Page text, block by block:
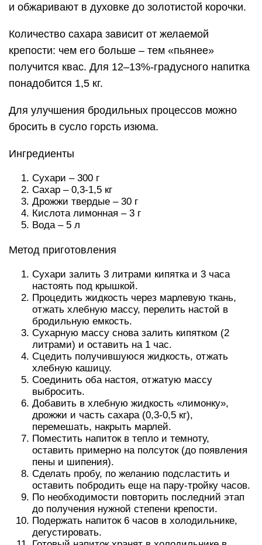
и обжаривают в духовке до золотистой корочки.
Количество сахара зависит от желаемой
крепости: чем его больше – тем «пьянее»
получится квас. Для 12–13%-градусного напитка
понадобится 1,5 кг.
Для улучшения бродильных процессов можно
бросить в сусло горсть изюма.
Ингредиенты
Сухари – 300 г
Сахар – 0,3-1,5 кг
Дрожжи твердые – 30 г
Кислота лимонная – 3 г
Вода – 5 л
Метод приготовления
Сухари залить 3 литрами кипятка и 3 часа
настоять под крышкой.
Процедить жидкость через марлевую ткань,
отжать хлебную массу, перелить настой в
бродильную емкость.
Сухарную массу снова залить кипятком (2
литрами) и оставить на 1 час.
Сцедить получившуюся жидкость, отжать
хлебную кашицу.
Соединить оба настоя, отжатую массу
выбросить.
Добавить в хлебную жидкость «лимонку»,
дрожжи и часть сахара (0,3-0,5 кг),
перемешать, накрыть марлей.
Поместить напиток в тепло и темноту,
оставить примерно на полсуток (до появления
пены и шипения).
Сделать пробу, по желанию подсластить и
оставить побродить еще на пару-тройку часов.
По необходимости повторить последний этап
до получения нужной степени крепости.
Подержать напиток 6 часов в холодильнике,
дегустировать.